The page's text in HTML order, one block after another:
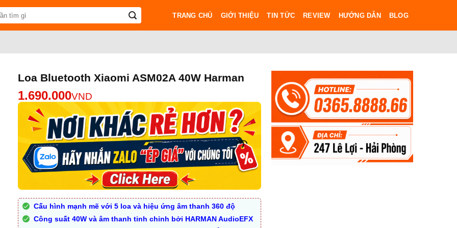
TRANG CHỦ GIỚI THIỆU TIN TỨC REVIEW HƯỚNG DẪN BLOG
Loa Bluetooth Xiaomi ASM02A 40W Harman
1.690.000VND
Cấu hình mạnh mẽ với 5 loa và hiệu ứng âm thanh 360 độ
Công suất 40W và âm thanh tinh chỉnh bởi HARMAN AudioEFX